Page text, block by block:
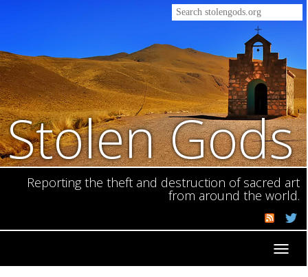
Stolen Gods
Reporting the theft and destruction of sacred art
from around the world.